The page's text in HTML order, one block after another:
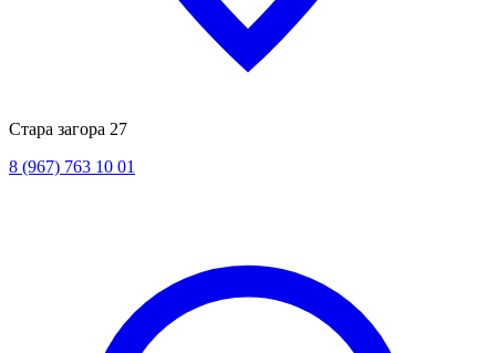
Стара загора 27
8 (967) 763 10 01